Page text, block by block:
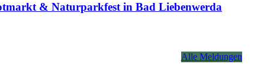
& Naturparkfest in Bad Liebenwerda
Alle Meldungen